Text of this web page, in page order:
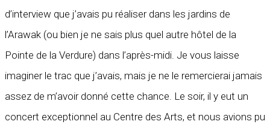
d’interview que j’avais pu réaliser dans les jardins de
l’Arawak (ou bien je ne sais plus quel autre hôtel de la
Pointe de la Verdure) dans l’après-midi. Je vous laisse
imaginer le trac que j’avais, mais je ne le remercierai jamais
assez de m’avoir donné cette chance. Le soir, il y eut un
concert exceptionnel au Centre des Arts, et nous avions pu